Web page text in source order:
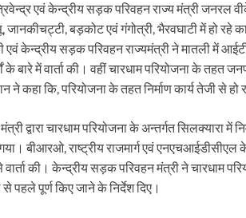
एवं केन्द्रीय सड़क परिवहन राज्य मंत्री जनरल
जानकीचट्टी, बड़कोट एवं गंगोत्री, भैरवघाटी में हो रहे
एवं केन्द्रीय सड़क परिवहन राज्यमंत्री ने मातली में
के बारे में वार्ता की। वहीं चारधाम परियोजना के तहत
ने कहा कि, परियोजना के तहत निर्माण कार्य तेजी से हो
द्वारा चारधाम परियोजना के अन्तर्गत सिलक्यारा में
बीआरओ, राष्ट्रीय राजमार्ग एवं एनएचआईडीसीएल
की। केन्द्रीय सड़क परिवहन मंत्री ने चारधाम
पहले पूर्ण किए जाने के निर्देश दिए।
Uttarakhand
मसूरी में चट्टान गिरी, कॉर्बेट में पर्यटक फंसे,
मुस्तैदी से कांवड़िए बचे और धराली आपदा का
दर्द….